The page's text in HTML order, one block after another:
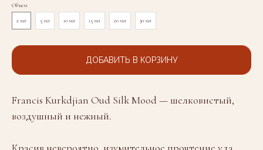
Объем
2 мл 5 мл 10 мл 15 мл 20 мл 30 мл
ДОБАВИТЬ В КОРЗИНУ
Francis Kurkdjian Oud Silk Mood — шелковистый,
воздушный и нежный.